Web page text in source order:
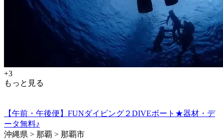
+3
もっと見る
【午前・午後便】FUNダイビング２DIVEボート★器材・デ
ータ無料♪
沖縄県 > 那覇 > 那覇市